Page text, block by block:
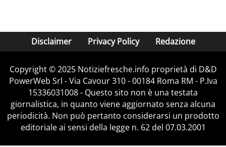
Disclaimer Privacy Policy Redazione
Copyright © 2025 Notiziefresche.info proprietà di D&D
PowerWeb Srl - Via Cavour 310 - 00184 Roma RM - P.Iva
15336031008 - Questo sito non è una testata
giornalistica, in quanto viene aggiornato senza alcuna
periodicità. Non può pertanto considerarsi un prodotto
editoriale ai sensi della legge n. 62 del 07.03.2001